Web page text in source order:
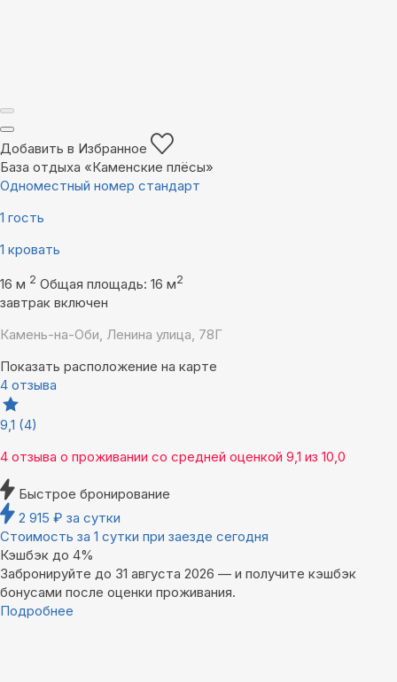
Добавить в Избранное
База отдыха «Каменские плëсы»
Одноместный номер стандарт
1 гость
1 кровать
16 м 2 Общая площадь: 16 м2
завтрак включен
Камень-на-Оби, Ленина улица, 78Г
Показать расположение на карте
4 отзыва
9,1 (4)
4 отзыва о проживании со средней оценкой 9,1 из 10,0
Быстрое бронирование
2 915 ₽ за сутки
Стоимость за 1 сутки при заезде сегодня
Кэшбэк до 4%
Забронируйте до 31 августа 2026 — и получите кэшбэк
бонусами после оценки проживания.
Подробнее